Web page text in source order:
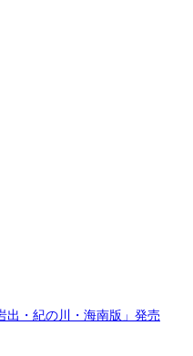
出・紀の川・海南版」発売